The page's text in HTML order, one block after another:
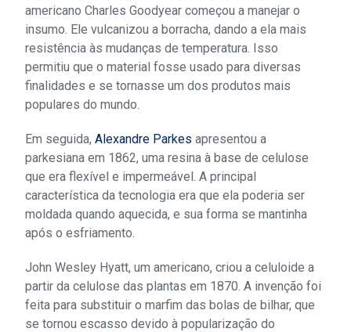
americano Charles Goodyear começou a manejar o
insumo. Ele vulcanizou a borracha, dando a ela mais
resistência às mudanças de temperatura. Isso
permitiu que o material fosse usado para diversas
finalidades e se tornasse um dos produtos mais
populares do mundo.
Em seguida,Alexandre Parkes apresentou a
parkesiana em 1862, uma resina à base de celulose
que era flexível e impermeável. A principal
característica da tecnologia era que ela poderia ser
moldada quando aquecida, e sua forma se mantinha
após o esfriamento.
John Wesley Hyatt, um americano, criou a celuloide a
partir da celulose das plantas em 1870. A invenção foi
feita para substituir o marfim das bolas de bilhar, que
se tornou escasso devido à popularização do